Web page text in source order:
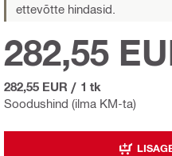
ettevõtte hindasid.
Soodushind (ilma KM-ta)
282,55
282,55 EUR / 1 tk